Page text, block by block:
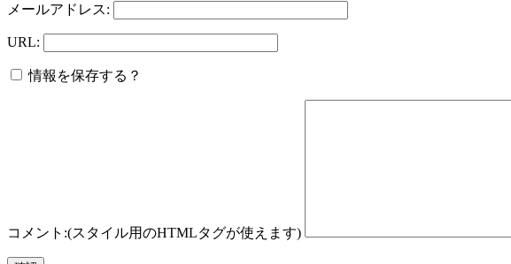
メールアドレス:
URL:
情報を保存する？
コメント:(スタイル用のHTMLタグが使えます)